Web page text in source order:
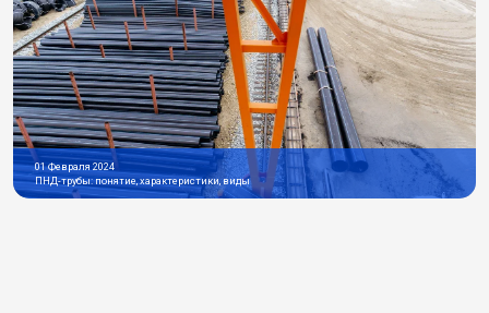
01 Февраля 2024
ПНД-трубы: понятие, характеристики, виды